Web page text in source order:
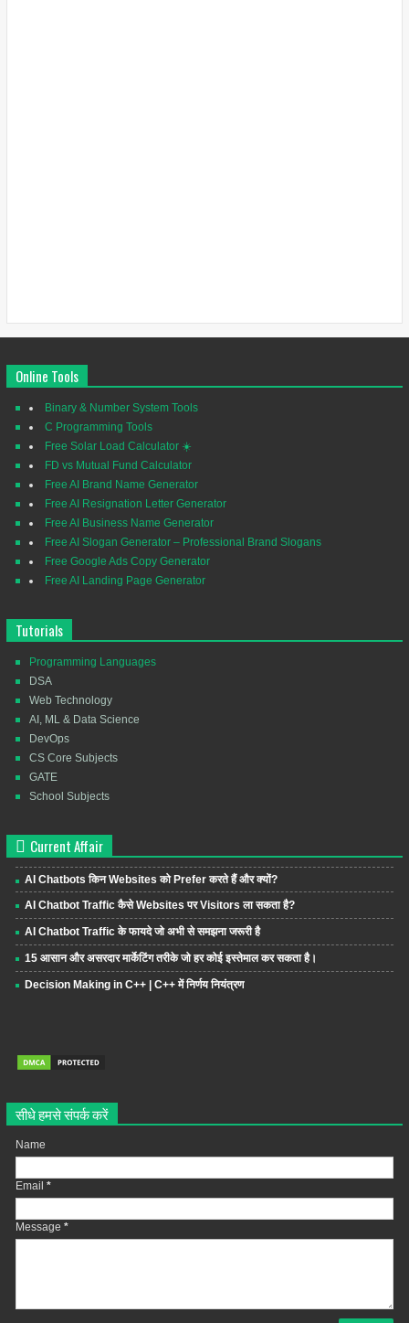
Online Tools
Binary & Number System Tools
C Programming Tools
Free Solar Load Calculator ☀️
FD vs Mutual Fund Calculator
Free AI Brand Name Generator
Free AI Resignation Letter Generator
Free AI Business Name Generator
Free AI Slogan Generator – Professional Brand Slogans
Free Google Ads Copy Generator
Free AI Landing Page Generator
Tutorials
Programming Languages
DSA
Web Technology
AI, ML & Data Science
DevOps
CS Core Subjects
GATE
School Subjects
Current Affair
AI Chatbots किन Websites को Prefer करते हैं और क्यों?
AI Chatbot Traffic कैसे Websites पर Visitors ला सकता है?
AI Chatbot Traffic के फायदे जो अभी से समझना जरूरी है
15 आसान और असरदार मार्केटिंग तरीके जो हर कोई इस्तेमाल कर सकता है।
Decision Making in C++ | C++ में निर्णय नियंत्रण
सीधे हमसे संपर्क करें
Name
Email *
Message *